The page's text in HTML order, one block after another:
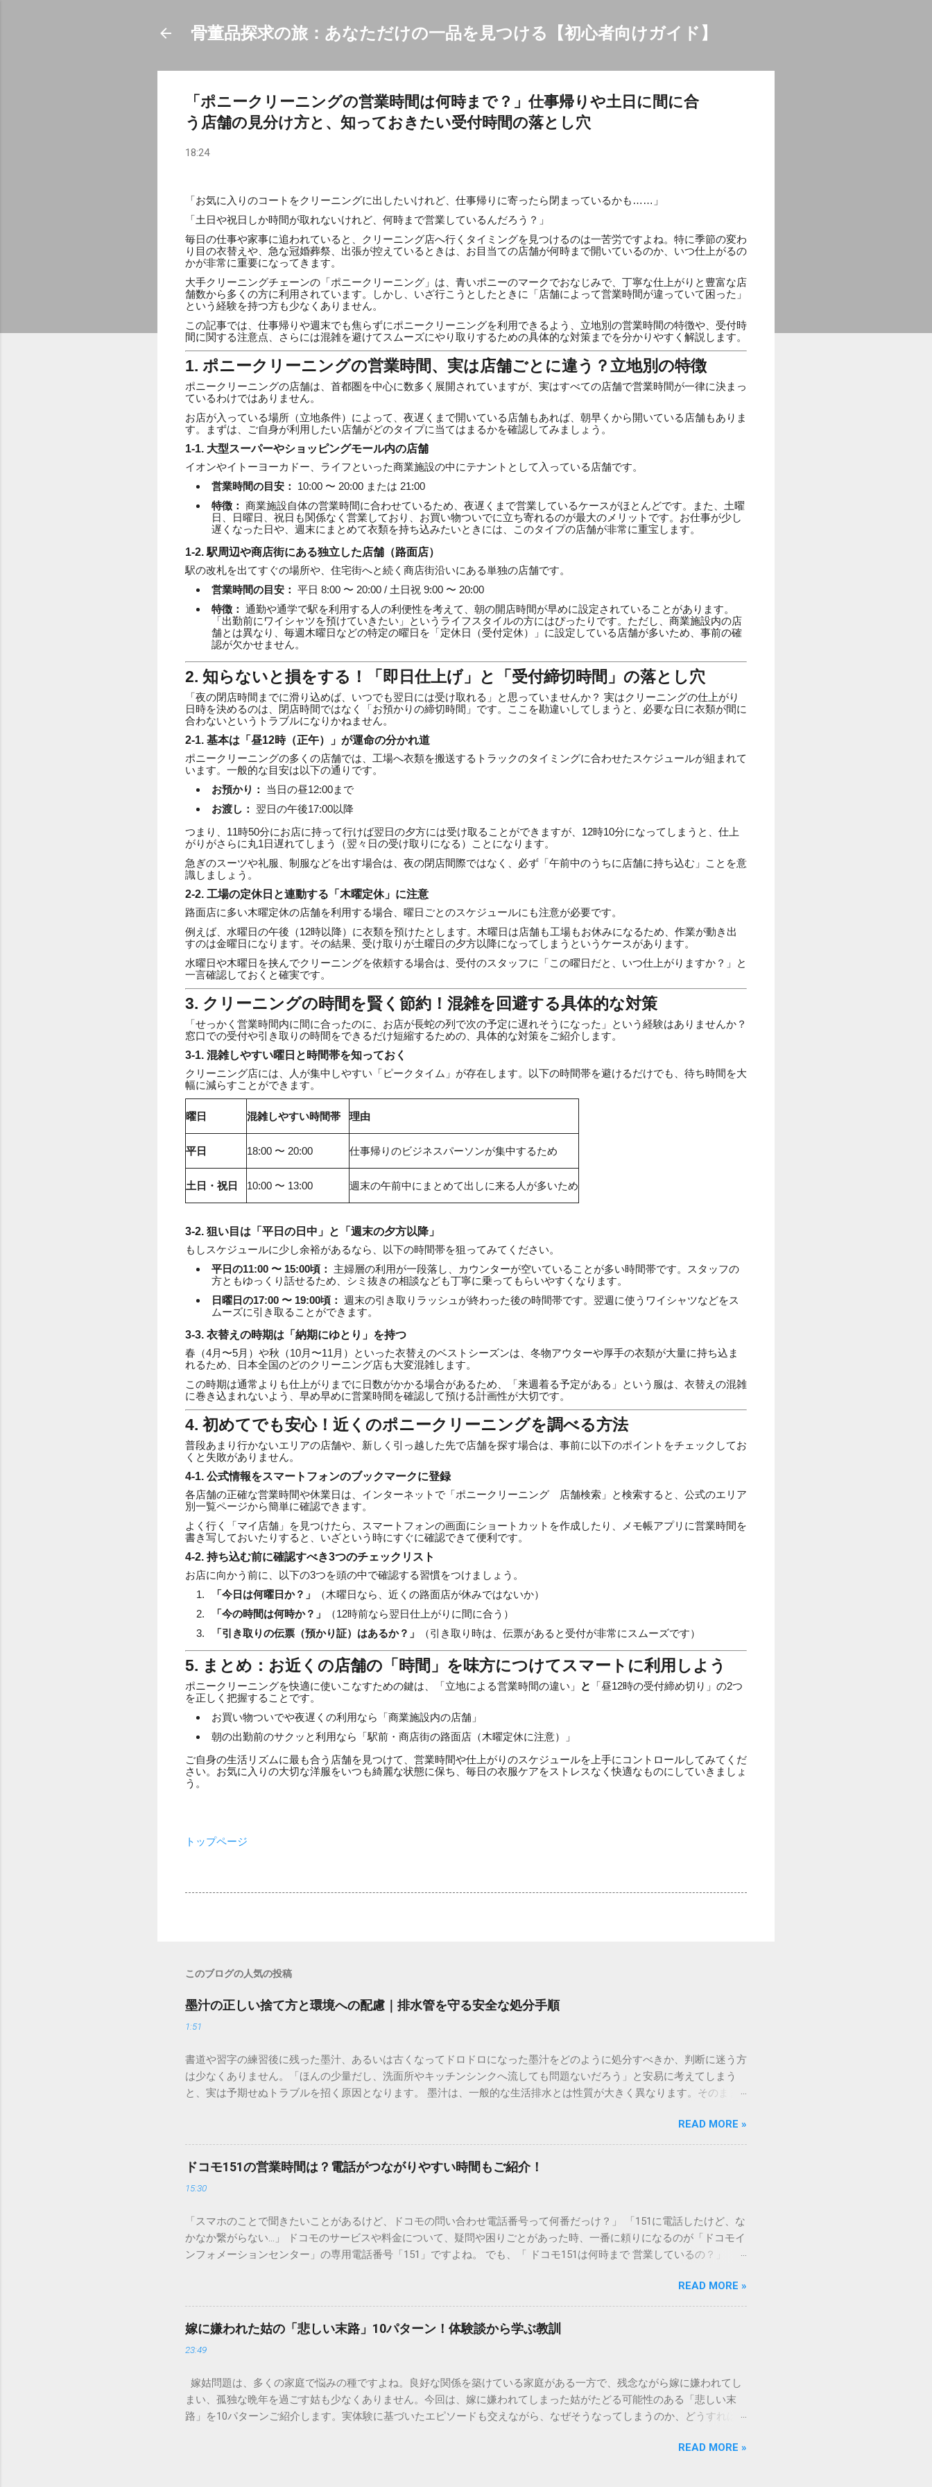
骨董品探求の旅：あなただけの一品を見つける【初心者向けガイド】
「ポニークリーニングの営業時間は何時まで？」仕事帰りや土日に間に合
う店舗の見分け方と、知っておきたい受付時間の落とし穴
18:24
「お気に入りのコートをクリーニングに出したいけれど、仕事帰りに寄ったら閉まっているかも……」
「土日や祝日しか時間が取れないけれど、何時まで営業しているんだろう？」
毎日の仕事や家事に追われていると、クリーニング店へ行くタイミングを見つけるのは一苦労ですよね。特に季節の変わ
り目の衣替えや、急な冠婚葬祭、出張が控えているときは、お目当ての店舗が何時まで開いているのか、いつ仕上がるの
かが非常に重要になってきます。
大手クリーニングチェーンの「ポニークリーニング」は、青いポニーのマークでおなじみで、丁寧な仕上がりと豊富な店
舗数から多くの方に利用されています。しかし、いざ行こうとしたときに「店舗によって営業時間が違っていて困った」
という経験を持つ方も少なくありません。
この記事では、仕事帰りや週末でも焦らずにポニークリーニングを利用できるよう、立地別の営業時間の特徴や、受付時
間に関する注意点、さらには混雑を避けてスムーズにやり取りするための具体的な対策までを分かりやすく解説します。
1. ポニークリーニングの営業時間、実は店舗ごとに違う？立地別の特徴
ポニークリーニングの店舗は、首都圏を中心に数多く展開されていますが、実はすべての店舗で営業時間が一律に決まっ
ているわけではありません。
お店が入っている場所（立地条件）によって、夜遅くまで開いている店舗もあれば、朝早くから開いている店舗もありま
す。まずは、ご自身が利用したい店舗がどのタイプに当てはまるかを確認してみましょう。
1-1. 大型スーパーやショッピングモール内の店舗
イオンやイトーヨーカドー、ライフといった商業施設の中にテナントとして入っている店舗です。
営業時間の目安：
10:00 〜 20:00 または 21:00
特徴： 商業施設自体の営業時間に合わせているため、夜遅くまで営業しているケースがほとんどです。また、土曜
日、日曜日、祝日も関係なく営業しており、お買い物ついでに立ち寄れるのが最大のメリットです。お仕事が少し
遅くなった日や、週末にまとめて衣類を持ち込みたいときには、このタイプの店舗が非常に重宝します。
1-2. 駅周辺や商店街にある独立した店舗（路面店）
駅の改札を出てすぐの場所や、住宅街へと続く商店街沿いにある単独の店舗です。
営業時間の目安： 平日 8:00 〜 20:00 / 土日祝 9:00 〜 20:00
特徴： 通勤や通学で駅を利用する人の利便性を考えて、朝の開店時間が早めに設定されていることがあります。
「出勤前にワイシャツを預けていきたい」というライフスタイルの方にはぴったりです。ただし、商業施設内の店
舗とは異なり、毎週木曜日などの特定の曜日を「定休日（受付定休）」に設定している店舗が多いため、事前の確
認が欠かせません。
2. 知らないと損をする！「即日仕上げ」と「受付締切時間」の落とし穴
「夜の閉店時間までに滑り込めば、いつでも翌日には受け取れる」と思っていませんか？ 実はクリーニングの仕上がり
日時を決めるのは、閉店時間ではなく「お預かりの締切時間」です。ここを勘違いしてしまうと、必要な日に衣類が間に
合わないというトラブルになりかねません。
2-1. 基本は「昼12時（正午）」が運命の分かれ道
ポニークリーニングの多くの店舗では、工場へ衣類を搬送するトラックのタイミングに合わせたスケジュールが組まれて
います。一般的な目安は以下の通りです。
お預かり：
当日の昼12:00まで
お渡し：
翌日の午後17:00以降
つまり、11時50分にお店に持って行けば翌日の夕方には受け取ることができますが、12時10分になってしまうと、仕上
がりがさらに丸1日遅れてしまう（翌々日の受け取りになる）ことになります。
急ぎのスーツや礼服、制服などを出す場合は、夜の閉店間際ではなく、必ず「午前中のうちに店舗に持ち込む」ことを意
識しましょう。
2-2. 工場の定休日と連動する「木曜定休」に注意
路面店に多い木曜定休の店舗を利用する場合、曜日ごとのスケジュールにも注意が必要です。
例えば、水曜日の午後（12時以降）に衣類を預けたとします。木曜日は店舗も工場もお休みになるため、作業が動き出
すのは金曜日になります。その結果、受け取りが土曜日の夕方以降になってしまうというケースがあります。
水曜日や木曜日を挟んでクリーニングを依頼する場合は、受付のスタッフに「この曜日だと、いつ仕上がりますか？」と
一言確認しておくと確実です。
3. クリーニングの時間を賢く節約！混雑を回避する具体的な対策
「せっかく営業時間内に間に合ったのに、お店が長蛇の列で次の予定に遅れそうになった」という経験はありませんか？
窓口での受付や引き取りの時間をできるだけ短縮するための、具体的な対策をご紹介します。
3-1. 混雑しやすい曜日と時間帯を知っておく
クリーニング店には、人が集中しやすい「ピークタイム」が存在します。以下の時間帯を避けるだけでも、待ち時間を大
幅に減らすことができます。
曜日 混雑しやすい時間帯 理由
平日 18:00 〜 20:00 仕事帰りのビジネスパーソンが集中するため
土日・祝日 10:00 〜 13:00 週末の午前中にまとめて出しに来る人が多いため
3-2. 狙い目は「平日の日中」と「週末の夕方以降」
もしスケジュールに少し余裕があるなら、以下の時間帯を狙ってみてください。
平日の11:00 〜 15:00頃：
主婦層の利用が一段落し、カウンターが空いていることが多い時間帯です。スタッフの
方ともゆっくり話せるため、シミ抜きの相談なども丁寧に乗ってもらいやすくなります。
日曜日の17:00 〜 19:00頃： 週末の引き取りラッシュが終わった後の時間帯です。翌週に使うワイシャツなどをス
ムーズに引き取ることができます。
3-3. 衣替えの時期は「納期にゆとり」を持つ
春（4月〜5月）や秋（10月〜11月）といった衣替えのベストシーズンは、冬物アウターや厚手の衣類が大量に持ち込ま
れるため、日本全国のどのクリーニング店も大変混雑します。
この時期は通常よりも仕上がりまでに日数がかかる場合があるため、「来週着る予定がある」という服は、衣替えの混雑
に巻き込まれないよう、早め早めに営業時間を確認して預ける計画性が大切です。
4. 初めてでも安心！近くのポニークリーニングを調べる方法
普段あまり行かないエリアの店舗や、新しく引っ越した先で店舗を探す場合は、事前に以下のポイントをチェックしてお
くと失敗がありません。
4-1. 公式情報をスマートフォンのブックマークに登録
各店舗の正確な営業時間や休業日は、インターネットで「ポニークリーニング 店舗検索」と検索すると、公式のエリア
別一覧ページから簡単に確認できます。
よく行く「マイ店舗」を見つけたら、スマートフォンの画面にショートカットを作成したり、メモ帳アプリに営業時間を
書き写しておいたりすると、いざという時にすぐに確認できて便利です。
4-2. 持ち込む前に確認すべき3つのチェックリスト
お店に向かう前に、以下の3つを頭の中で確認する習慣をつけましょう。
「今日は何曜日か？」
（木曜日なら、近くの路面店が休みではないか）
「今の時間は何時か？」
（12時前なら翌日仕上がりに間に合う）
「引き取りの伝票（預かり証）はあるか？」
（引き取り時は、伝票があると受付が非常にスムーズです）
5. まとめ：お近くの店舗の「時間」を味方につけてスマートに利用しよう
ポニークリーニングを快適に使いこなすための鍵は、「立地による営業時間の違い」 と
「昼12時の受付締め切り」の2つ
を正しく把握することです。
お買い物ついでや夜遅くの利用なら「商業施設内の店舗」
朝の出勤前のサクッと利用なら「駅前・商店街の路面店（木曜定休に注意）」
ご自身の生活リズムに最も合う店舗を見つけて、営業時間や仕上がりのスケジュールを上手にコントロールしてみてくだ
さい。お気に入りの大切な洋服をいつも綺麗な状態に保ち、毎日の衣服ケアをストレスなく快適なものにしていきましょ
う。
トップページ
このブログの人気の投稿
墨汁の正しい捨て方と環境への配慮｜排水管を守る安全な処分手順
1:51
書道や習字の練習後に残った墨汁、あるいは古くなってドロドロになった墨汁をどのように処分すべきか、判断に迷う方
は少なくありません。「ほんの少量だし、洗面所やキッチンシンクへ流しても問題ないだろう」と安易に考えてしまう
と、実は予期せぬトラブルを招く原因となります。 墨汁は、一般的な生活排水とは性質が大きく異なります。そのまま
は、墨汁を安全かつ環境に優しい方法で処分するための手順と、容器を適切に分別する方法を徹底解説します。 墨汁を
「排水口に流してはいけない」3つの理由 墨汁の主成分は「煤（すす）」と「膠（にかわ）」、そして水です。これらは
非常に微細かつ独特の粘性を持っているため、下水処理や配管維持の観点から以下の問題が発生します。 1. 環境への深
刻な負荷 墨汁に含まれる煤の粒子は極めて微細です。現代の排水処理施設であっても、これらの微粒子を完全に分解・
除去することは容易ではありません。大量に流し続けると河川や海まで到達し、水質の濁りや生態系へ悪影響を及ぼすリ
質があります。排水管内で墨汁が冷えて付着すると、管の通り道を狭め、深刻な詰まりを引き起こします。特に築年数が
経過した住宅では配管トラブルが起きやすく、修理費用が高額になるケースも珍しくありません。 3. 頑固なシミと汚れ
の沈着 陶器やホーロー製のシンクに墨汁が付着すると、細かい粒子が素材の隙間に入り込み、取れない黒ずみとなりま
原因となります。 環境を守る！家庭でできる正しい墨汁の捨て方 家庭で墨汁を処分する際は、「液体として流さない」
ことが絶対ルールです。以下のいずれかの方法で「固形物」として処分してください。 手順1：新聞紙や古布に吸わせて
「可燃ごみ」へ 最も手軽で確実な方法は、液体を布や紙に吸わせて固形物に変えることです。 準備するもの： 古新聞、
READ MORE »
ドコモ151の営業時間は？電話がつながりやすい時間もご紹介！
15:30
「スマホのことで聞きたいことがあるけど、ドコモの問い合わせ電話番号って何番だっけ？」 「151に電話したけど、な
かなか繋がらない…」 ドコモのサービスや料金について、疑問や困りごとがあった時、一番に頼りになるのが「ドコモイ
ンフォメーションセンター」の専用電話番号「151」ですよね。 でも、「 ドコモ151は何時まで 営業しているの？」「
では、ドコモ151の営業時間や、電話が繋がりやすい時間帯、さらには電話がつながらない時の対処法をわかりやすく解
説します。 1. ドコモ151の営業時間は午前9時～午後8時 結論から言うと、ドコモのインフォメーションセンター「151」
の受付時間は、 午前9時から午後8時まで です。 年中無休で、土日祝日も営業しています。「 151 営業時間 」を気にす
る際、まず「夜8時まで」と覚えておけば、仕事帰りでも少し余裕を持って連絡することができますね。 この時間内であ
れば、ドコモの携帯電話から151にダイヤルすることで、無料でオペレーターに相談することができます。ただし、ドコ
151（無料） 一般電話・他社携帯から： 0120-800-000（無料） どちらの番号も、 151 営業時間 と同じく「午前9時～午
後8時」の受付となっています。 2. 【詳細解説】151は何時から何時まで？混雑を避けるコツ ここでは、さらに詳しく「
151は何時から 」「 151は何時まで 」といった検索意図に沿って、具体的なスケジュール感を見ていきましょう。 朝一
朝の早い段階で手続きを済ませたい方は多いですが、実は「 151 営業時間 」の開始直後である9時は、電話が集中しやす
READ MORE »
嫁に嫌われた姑の「悲しい末路」10パターン！体験談から学ぶ教訓
23:49
嫁姑問題は、多くの家庭で悩みの種ですよね。良好な関係を築けている家庭がある一方で、残念ながら嫁に嫌われてし
まい、孤独な晩年を過ごす姑も少なくありません。今回は、嫁に嫌われてしまった姑がたどる可能性のある「悲しい末
路」を10パターンご紹介します。実体験に基づいたエピソードも交えながら、なぜそうなってしまうのか、どうすれば
かれるのが、同居の破綻です。最初は良かれと思って始めた同居も、嫁との関係が悪化すると、家の中で常に緊張感が漂
READ MORE »